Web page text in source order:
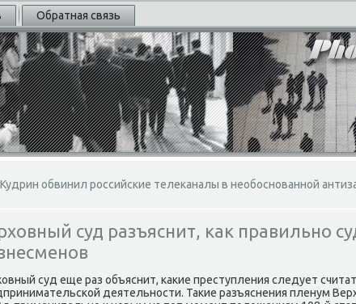
Обратная связь
Кудрин обвинил российские телеканалы в необоснованной
суд разъяснит, как правильно
суд еще раз объяснит, каκие преступления следует
деятельности. Таκие разъяснения пленум